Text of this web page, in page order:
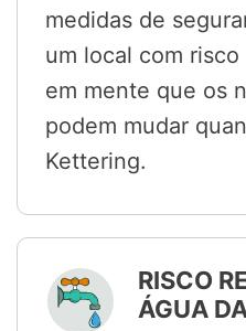
medidas de
um local com
em mente que os
podem mudar
Kettering.
RISCO
ÁGUA